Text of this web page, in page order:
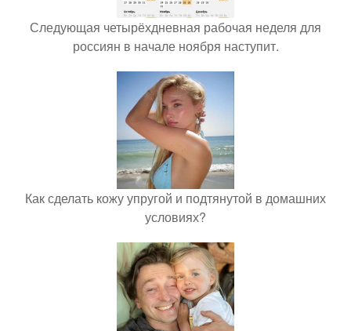
Следующая четырёхдневная рабочая неделя для
россиян в начале ноября наступит.
Как сделать кожу упругой и подтянутой в домашних
условиях?